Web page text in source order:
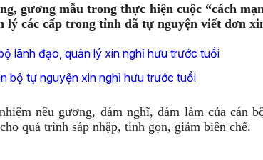
gương mẫu trong thực hiện cuộc “cách
lý các cấp trong tỉnh đã tự nguyện viết đơn
lãnh đạo, quản lý xin nghỉ hưu trước tuổi
bộ tự nguyện xin nghỉ hưu trước tuổi
nêu gương, dám nghĩ, dám làm của cán
quá trình sáp nhập, tinh gọn, giảm biên chế.